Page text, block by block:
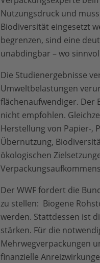
Nutzungsdruck und
Biodiversität eingesetzt
begrenzen, sind eine
unabdingbar – wo
Die Studienergebnisse
Umweltbelastungen
flächenaufwendiger. Der
nicht empfohlen.
Herstellung von Papier-,
Übernutzung,
ökologischen
Der WWF fordert die
zu stellen: Biogene
werden. Stattdessen ist
stärken. Für die
Mehrwegverpackungen
finanzielle